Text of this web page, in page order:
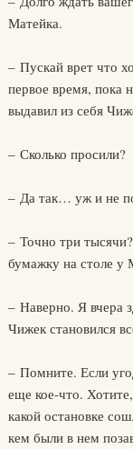
Матейка.
– Пускай врет что
первое время, пока
выдавил из себя
– Сколько просили?
– Да так… уж и не
– Точно три
бумажку на столе у
– Наверно. Я вчера
Чижек становился
– Помните. Если
еще кое-что.
какой остановке
кем были в нем